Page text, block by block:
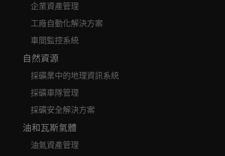
企業資產管理
工廠自動化解決方案
車間監控系統
自然資源
採礦業中的地理資訊系統
採礦車隊管理
採礦安全解決方案
油和瓦斯氣體
油氣資產管理